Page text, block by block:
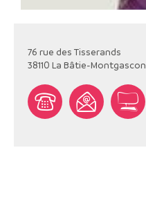
76 rue des Tisserands
38110 La Bâtie-Montgascon